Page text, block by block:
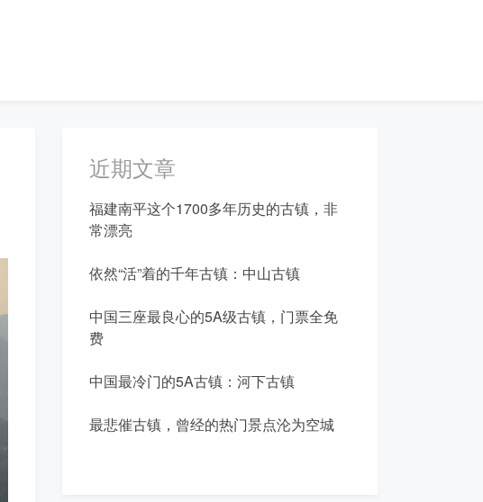
近期文章
福建南平这个1700多年历史的古镇，非
常漂亮
依然“活”着的千年古镇：中山古镇
中国三座最良心的5A级古镇，门票全免
费
中国最冷门的5A古镇：河下古镇
最悲催古镇，曾经的热门景点沦为空城